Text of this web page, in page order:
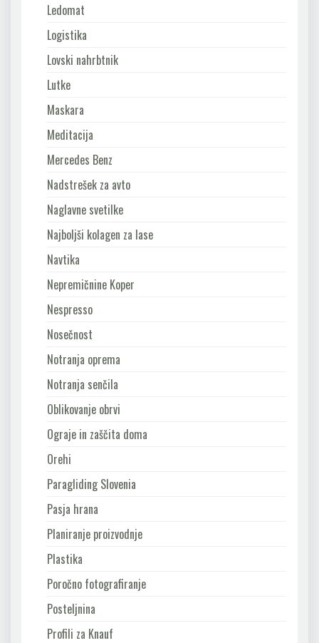
Ledomat
Logistika
Lovski nahrbtnik
Lutke
Maskara
Meditacija
Mercedes Benz
Nadstrešek za avto
Naglavne svetilke
Najboljši kolagen za lase
Navtika
Nepremičnine Koper
Nespresso
Nosečnost
Notranja oprema
Notranja senčila
Oblikovanje obrvi
Ograje in zaščita doma
Orehi
Paragliding Slovenia
Pasja hrana
Planiranje proizvodnje
Plastika
Poročno fotografiranje
Posteljnina
Profili za Knauf